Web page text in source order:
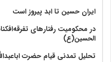
ایران حسین تا ابد پیروز است
در محکومیت رفتارهای
الحسین(ع)
تحلیل تمدنی قیام حضرت